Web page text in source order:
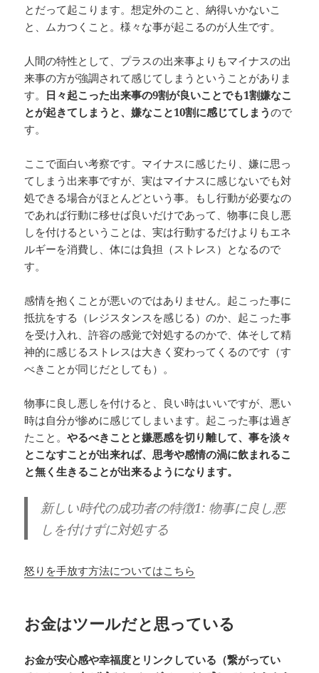
とだって起こります。想定外のこと、納得いかないこ
と、ムカつくこと。様々な事が起こるのが人生です。
人間の特性として、プラスの出来事よりもマイナスの出
来事の方が強調されて感じてしまうということがありま
す。 日々起こった出来事の9割が良いことでも1割嫌なこ
とが起きてしまうと、嫌なこと10割に感じてしまうので
す。
ここで面白い考察です。マイナスに感じたり、嫌に思っ
てしまう出来事ですが、実はマイナスに感じないでも対
処できる場合がほとんどという事。もし行動が必要なの
であれば行動に移せば良いだけであって、物事に良し悪
しを付けるということは、実は行動するだけよりもエネ
ルギーを消費し、体には負担（ストレス）となるので
す。
感情を抱くことが悪いのではありません。起こった事に
抵抗をする（レジスタンスを感じる）のか、起こった事
を受け入れ、許容の感覚で対処するのかで、体そして精
神的に感じるストレスは大きく変わってくるのです（す
べきことが同じだとしても）。
物事に良し悪しを付けると、良い時はいいですが、悪い
時は自分が惨めに感じてしまいます。起こった事は過ぎ
たこと。やるべきことと嫌悪感を切り離して、事を淡々
とこなすことが出来れば、思考や感情の渦に飲まれるこ
と無く生きることが出来るようになります。
新しい時代の成功者の特徴1: 物事に良し悪
しを付けずに対処する
怒りを手放す方法についてはこちら
お金はツールだと思っている
お金が安心感や幸福度とリンクしている（繋がってい